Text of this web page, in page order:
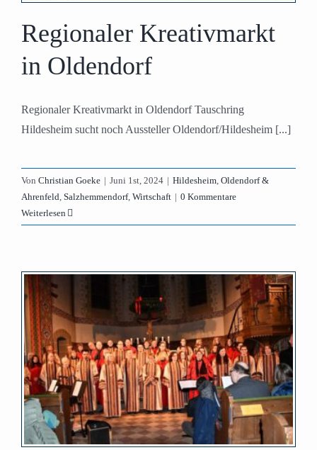
Regionaler Kreativmarkt
in Oldendorf
Regionaler Kreativmarkt in Oldendorf Tauschring
Hildesheim sucht noch Aussteller Oldendorf/Hildesheim [...]
Von Christian Goeke | Juni 1st, 2024 | Hildesheim Oldendorf &
Ahrenfeld Salzhemmendorf, Wirtschaft | 0 Kommentare
Weiterlesen